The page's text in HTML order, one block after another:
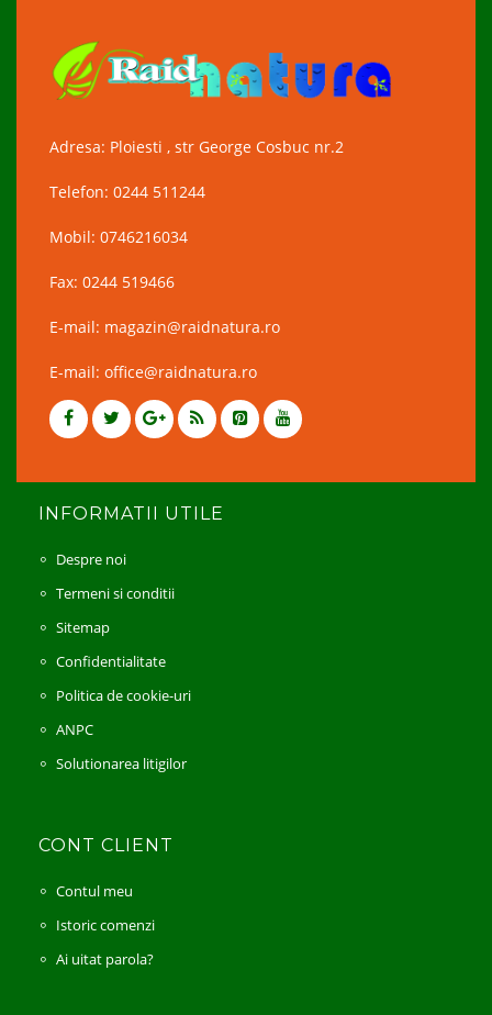
Adresa: Ploiesti , str George Cosbuc nr.2
Telefon: 0244 511244
Mobil: 0746216034
Fax: 0244 519466
E-mail: magazin@raidnatura.ro
E-mail: office@raidnatura.ro
INFORMATII UTILE
Despre noi
Termeni si conditii
Sitemap
Confidentialitate
Politica de cookie-uri
ANPC
Solutionarea litigilor
CONT CLIENT
Contul meu
Istoric comenzi
Ai uitat parola?